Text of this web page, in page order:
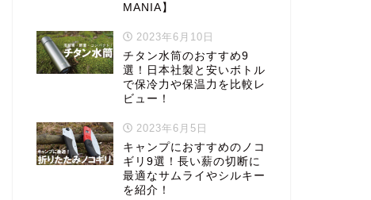
MANIA】
2023年6月10日
チタン水筒のおすすめ9
選！日本社製と安いボトル
で保冷力や保温力を比較レ
ビュー！
2023年6月5日
キャンプにおすすめのノコ
ギリ9選！長い薪の切断に
最適なサムライやシルキー
を紹介！